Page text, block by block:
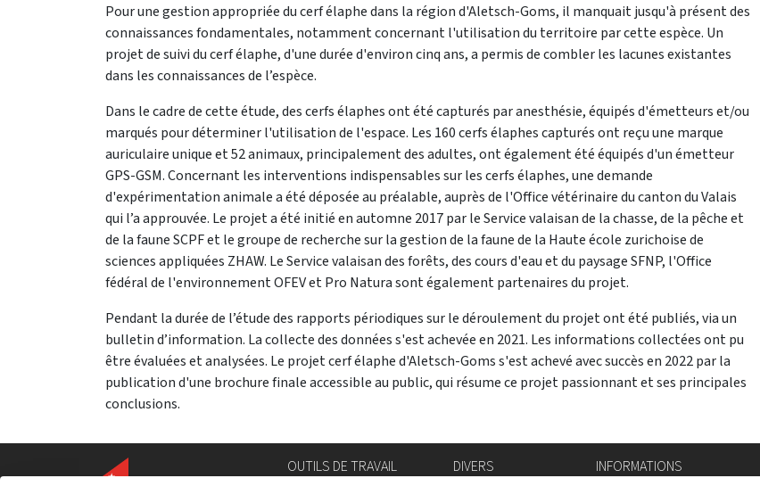
Pour une gestion appropriée du cerf élaphe dans la région d'Aletsch-Goms, il manquait jusqu'à présent des
connaissances fondamentales, notamment concernant l'utilisation du territoire par cette espèce. Un
projet de suivi du cerf élaphe, d'une durée d'environ cinq ans, a permis de combler les lacunes existantes
dans les connaissances de l’espèce.
Dans le cadre de cette étude, des cerfs élaphes ont été capturés par anesthésie, équipés d'émetteurs et/ou
marqués pour déterminer l'utilisation de l'espace. Les 160 cerfs élaphes capturés ont reçu une marque
auriculaire unique et 52 animaux, principalement des adultes, ont également été équipés d'un émetteur
GPS-GSM. Concernant les interventions indispensables sur les cerfs élaphes, une demande
d'expérimentation animale a été déposée au préalable, auprès de l'Office vétérinaire du canton du Valais
qui l’a approuvée. Le projet a été initié en automne 2017 par le Service valaisan de la chasse, de la pêche et
de la faune SCPF et le groupe de recherche sur la gestion de la faune de la Haute école zurichoise de
sciences appliquées ZHAW. Le Service valaisan des forêts, des cours d'eau et du paysage SFNP, l'Office
fédéral de l'environnement OFEV et Pro Natura sont également partenaires du projet.
Pendant la durée de l’étude des rapports périodiques sur le déroulement du projet ont été publiés, via un
bulletin d’information. La collecte des données s'est achevée en 2021. Les informations collectées ont pu
être évaluées et analysées. Le projet cerf élaphe d'Aletsch-Goms s'est achevé avec succès en 2022 par la
publication d'une brochure finale accessible au public, qui résume ce projet passionnant et ses principales
conclusions.
OUTILS DE TRAVAIL
DIVERS
INFORMATIONS